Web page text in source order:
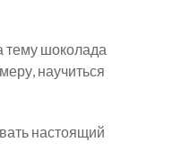
тему шоколада
научиться
настоящий